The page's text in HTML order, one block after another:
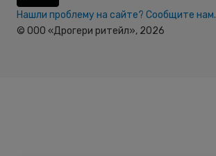
Нашли проблему на сайте? Сообщите нам.
© ООО «Дрогери ритейл», 2026